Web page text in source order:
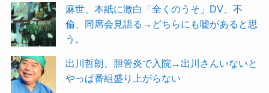
麻世、本紙に激白「全くのうそ」DV、不
倫、同席会見語る→どちらにも嘘があると思
う。
出川哲朗、胆管炎で入院→出川さんいないと
やっぱ番組盛り上がらない